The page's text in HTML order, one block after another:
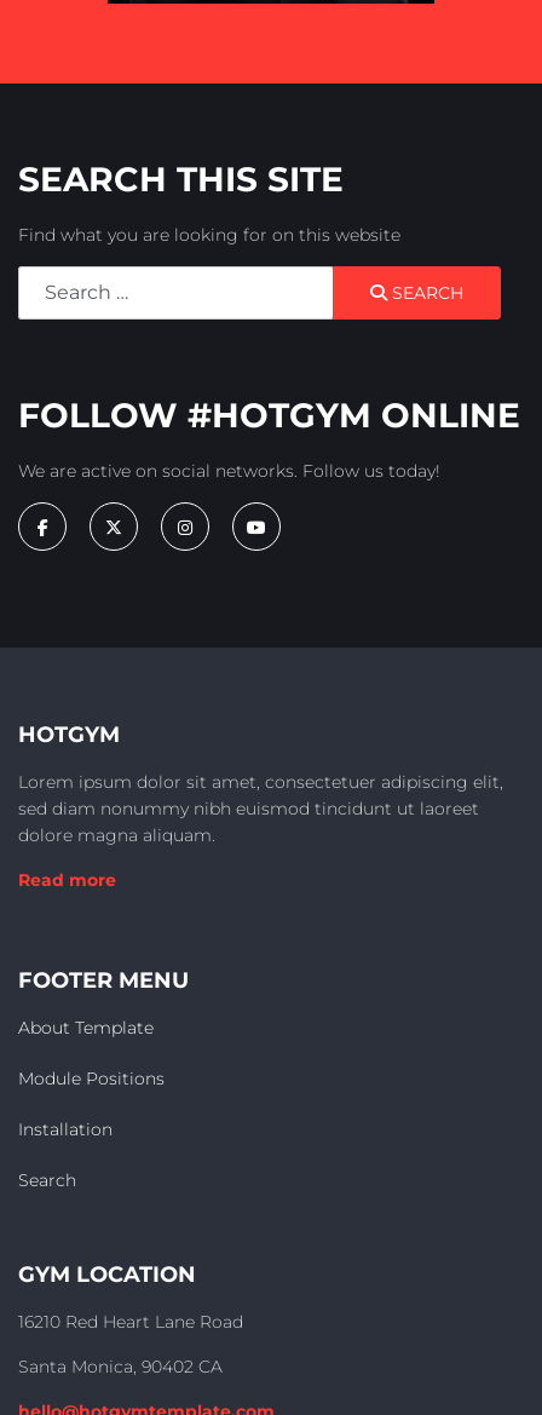
SEARCH THIS SITE
Find what you are looking for on this website
Search
SEARCH
FOLLOW #HOTGYM ONLINE
We are active on social networks. Follow us today!
HOTGYM
Lorem ipsum dolor sit amet, consectetuer adipiscing elit,
sed diam nonummy nibh euismod tincidunt ut laoreet
dolore magna aliquam.
Read more
FOOTER MENU
About Template
Module Positions
Installation
Search
GYM LOCATION
16210 Red Heart Lane Road
Santa Monica, 90402 CA